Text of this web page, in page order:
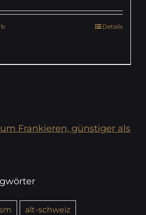
Details
Frankieren, günstiger als
alt-schweiz